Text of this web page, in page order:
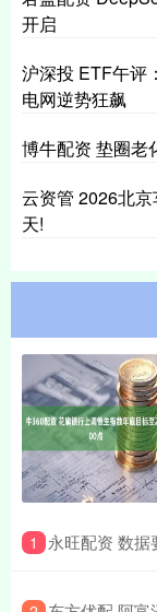
开启
沪深投 ETF午评
电网逆势狂飙
博牛配资 垫圈老
云资管 2026北
天!
1 永旺配资 数